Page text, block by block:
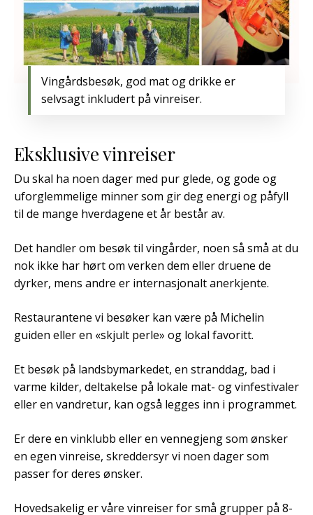
Vingårdsbesøk, god mat og drikke er
selvsagt inkludert på vinreiser.
Eksklusive vinreiser
Du skal ha noen dager med pur glede, og gode og
uforglemmelige minner som gir deg energi og påfyll
til de mange hverdagene et år består av.
Det handler om besøk til vingårder, noen så små at du
nok ikke har hørt om verken dem eller druene de
dyrker, mens andre er internasjonalt anerkjente.
Restaurantene vi besøker kan være på Michelin
guiden eller en «skjult perle» og lokal favoritt.
Et besøk på landsbymarkedet, en stranddag, bad i
varme kilder, deltakelse på lokale mat- og vinfestivaler
eller en vandretur, kan også legges inn i programmet.
Er dere en vinklubb eller en vennegjeng som ønsker
en egen vinreise, skreddersyr vi noen dager som
passer for deres ønsker.
Hovedsakelig er våre vinreiser for små grupper på 8-